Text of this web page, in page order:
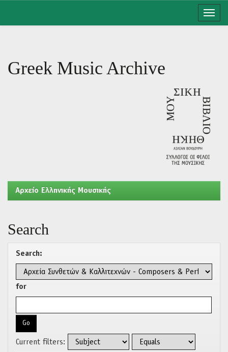
Greek Music Archive
Aρχείο Ελληνικής Μουσικής
Search
Search:
for
Current filters: